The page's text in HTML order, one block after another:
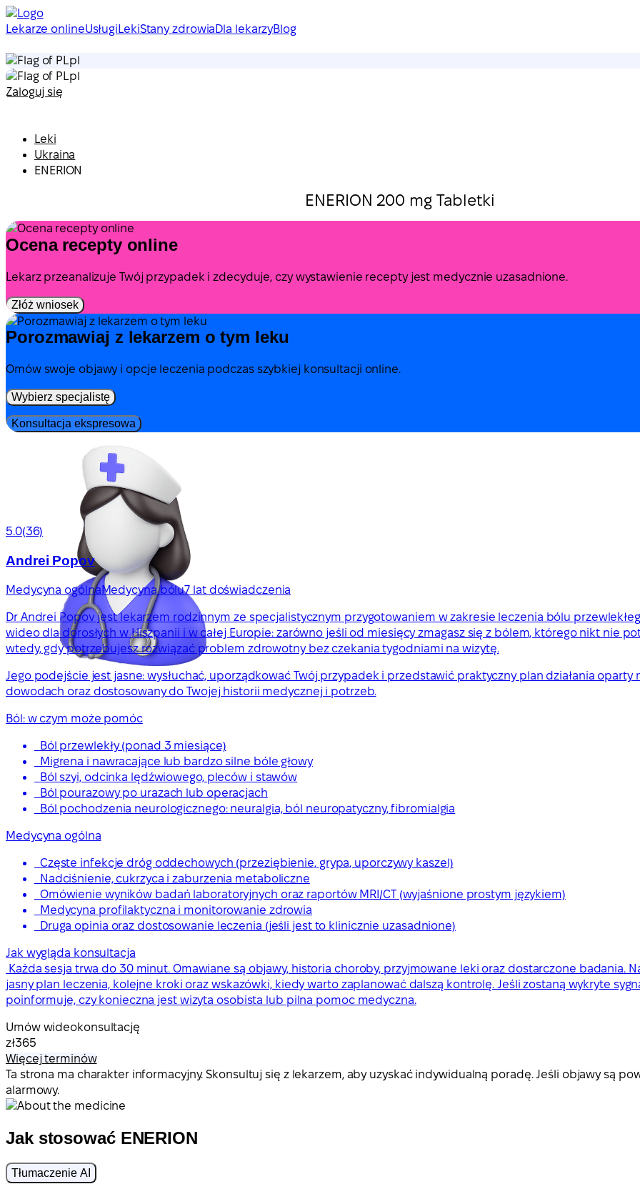
Lekarze onlineUsługi LekiStany zdrowiaDla lekarzyBlog
pl
pl
Zaloguj się
Leki
Ukraina
ENERION
ENERION 200 mg Tabletki
Ocena recepty online
Lekarz przeanalizuje Twój przypadek i zdecyduje, czy wystawienie recepty jest medycznie uzasadnione.
Złóż wniosek
Porozmawiaj z lekarzem o tym leku
Omów swoje objawy i opcje leczenia podczas szybkiej konsultacji online.
Wybierz specjalistę
Konsultacja ekspresowa
5.0(36)
Andrei Popov
Medycyna ogólna Medycyna bólu7 lat doświadczenia
Dr Andrei Popov jest lekarzem rodzinnym ze specjalistycznym przygotowaniem w zakresie leczenia bólu
wideo dla dorosłych w Hiszpanii i w całej Europie: zarówno jeśli od miesięcy zmagasz się z bólem, którego nikt nie
wtedy, gdy potrzebujesz rozwiązać problem zdrowotny bez czekania tygodniami na wizytę.
Jego podejście jest jasne: wysłuchać, uporządkować Twój przypadek i przedstawić praktyczny plan działania oparty
dowodach oraz dostosowany do Twojej historii medycznej i potrzeb.
Ból: w czym może pomóc
Ból przewlekły (ponad 3 miesiące)
Migrena i nawracające lub bardzo silne bóle głowy
Ból szyi, odcinka lędźwiowego, pleców i stawów
Ból pourazowy po urazach lub operacjach
Ból pochodzenia neurologicznego: neuralgia, ból neuropatyczny, fibromialgia
Medycyna ogólna
Częste infekcje dróg oddechowych (przeziębienie, grypa, uporczywy kaszel)
Nadciśnienie, cukrzyca i zaburzenia metaboliczne
Omówienie wyników badań laboratoryjnych oraz raportów MRI/CT (wyjaśnione prostym językiem)
Medycyna profilaktyczna i monitorowanie zdrowia
Druga opinia oraz dostosowanie leczenia (jeśli jest to klinicznie uzasadnione)
Jak wygląda konsultacja
Każda sesja trwa do 30 minut. Omawiane są objawy, historia choroby, przyjmowane leki oraz dostarczone badania.
jasny plan leczenia, kolejne kroki oraz wskazówki, kiedy warto zaplanować dalszą kontrolę. Jeśli zostaną wykryte
poinformuje, czy konieczna jest wizyta osobista lub pilna pomoc medyczna.
Umów wideokonsultację
zł365
Więcej terminów
Ta strona ma charakter informacyjny. Skonsultuj się z lekarzem, aby uzyskać indywidualną poradę. Jeśli objawy są
alarmowy.
Jak stosować ENERION
Tłumaczenie AI